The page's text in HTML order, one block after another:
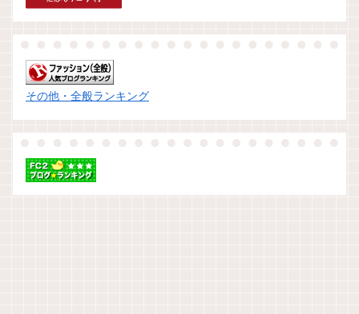
その他・全般ランキング